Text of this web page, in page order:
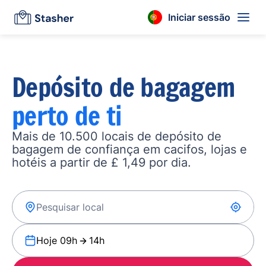
Iniciar sessão
Depósito de bagagem
perto de ti
Mais de 10.500 locais de depósito de
bagagem de confiança em cacifos, lojas e
hotéis a partir de £ 1,49 por dia.
Hoje 09h 14h